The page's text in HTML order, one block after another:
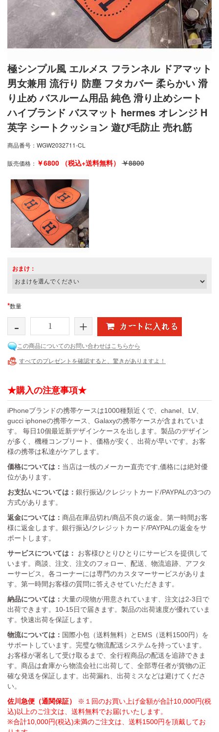
極シンプル風 エルメス フランネル ドアマット
男女兼用 流行り 防塵 フタカバー 柔らかい 滑
り止め バスルーム用品 純色 滑り止めシート
ハイブランド バスマット hermes オレンジ H
英字 シートクッション 遊び毛防止 売れ筋
商品番号： WGW2032711-CL
販売価格： ￥6800 （税込+送料無料） ￥8800
おまけ：
*数量
- +
この商品についてのお問い合わせはこちらから
すべてのプレゼントを確認すると、驚きがありますよ！
★購入の注意事項★
iPhoneブランドの携帯ケースは1000種類近くで、chanel、LV、
gucci iphoneの携帯ケース、Galaxyの携帯ケースが含まれていま
す。 毎日10個最近新デザインケースを出します。製品のデザイン
が多く、機種コンプリート、価格が安く、出荷が早いです。お客
様の携帯は私達がケアします。
価格については： 当店は一线のメーカー直売です,価格には絶対優
位があります。
お支払いについては： 銀行振込/クレジットカード/PAYPALの3つの
方式があります。
返金については： 商品在庫品切れ/商品不良の返金。第一時間お客
様に返金します。銀行振込/クレジットカード/PAYPALの返金をサ
ポートします。
サービスについては：
お客様ひとりひとりにサービスを提供して
います。商談、注文、注文のフォロー、配送、物流追跡、アフタ
ーサービス。各コーナーには専門のカスタマーサービスがありま
す。第一時間お客様の質問に答えさせていただきます。
納品については： 大量の現物が用意されています、注文は2-3日で
出荷できます。10-15日で届きます。製品の出荷速度が優れていま
す。快速出荷を保証します。
物流については： 国際小包（送料無料）とEMS（送料1500円）を
サポートしています。完璧な物流配送システムを持っています。
お客様が署名して受け取るまで、全行程商品の配送を追跡できま
す。商品は倉庫から物流会社に出荷して、全部専任者が貨物の正
確な発送を保証します。出荷漏れ、出荷ミスなどは避けてくださ
い。
佐川急便（通関保証）
※１回のお買い上げ金額が合計10,000円(税
込)以上のご注文は、送料無料でお届けいたします。
※合計10,000円(税込)未満のご注文は、送料1500円を頂戴してお